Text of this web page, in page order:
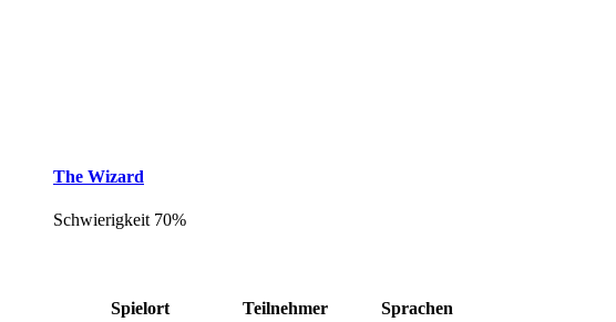
The Wizard
Schwierigkeit 70%
Spielort Teilnehmer
Sprachen